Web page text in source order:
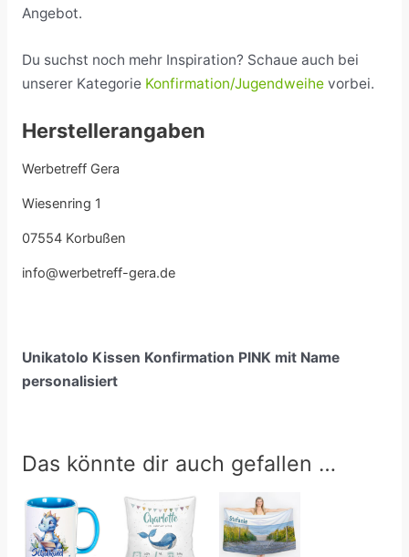
Angebot.
Du suchst noch mehr Inspiration? Schaue auch bei
unserer Kategorie Konfirmation/Jugendweihevorbei.
Herstellerangaben
Werbetreff Gera
Wiesenring 1
07554 Korbußen
info@werbetreff-gera.de
Unikatolo Kissen Konfirmation PINK mit Name
personalisiert
Das könnte dir auch gefallen …
24,90 €
bis
39,90 €